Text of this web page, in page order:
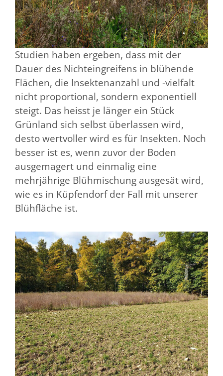
Studien haben ergeben, dass mit der
Dauer des Nichteingreifens in blühende
Flächen, die Insektenanzahl und -vielfalt
nicht proportional, sondern exponentiell
steigt. Das heisst je länger ein Stück
Grünland sich selbst überlassen wird,
desto wertvoller wird es für Insekten. Noch
besser ist es, wenn zuvor der Boden
ausgemagert und einmalig eine
mehrjährige Blühmischung ausgesät wird,
wie es in Küpfendorf der Fall mit unserer
Blühfläche ist.